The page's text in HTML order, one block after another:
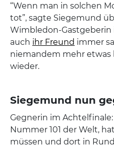
“Wenn man in solchen
tot”, sagte Siegemund
Wimbledon-Gastgeberin
auch ihr Freund immer
niemandem mehr etwas
wieder.
Siegemund nun
Gegnerin im Achtelfinale:
Nummer 101 der Welt,
müssen und dort in